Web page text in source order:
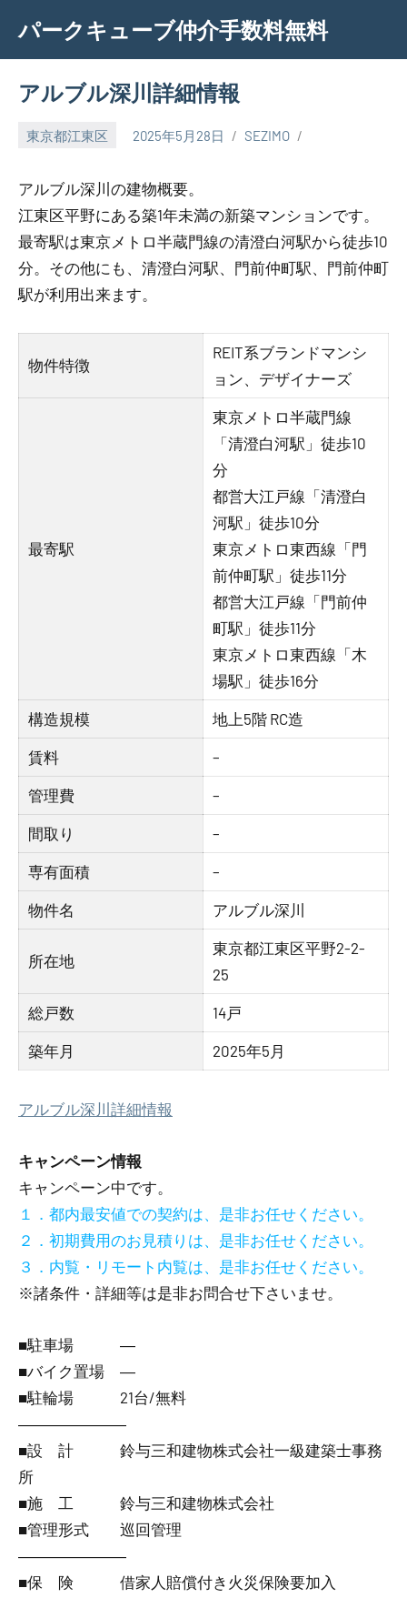
content
パークキューブ仲介手数料無料
アルブル深川詳細情報
東京都江東区 2025年5月28日 SEZIMO
アルブル深川の建物概要。
江東区平野にある築1年未満の新築マンションです。
最寄駅は東京メトロ半蔵門線の清澄白河駅から徒歩10
分。その他にも、清澄白河駅、門前仲町駅、門前仲町
駅が利用出来ます。
物件特徴
REIT系ブランドマンシ
ョン、デザイナーズ
最寄駅
東京メトロ半蔵門線
「清澄白河駅」徒歩10
分
都営大江戸線「清澄白
河駅」徒歩10分
東京メトロ東西線「門
前仲町駅」徒歩11分
都営大江戸線「門前仲
町駅」徒歩11分
東京メトロ東西線「木
場駅」徒歩16分
構造規模 地上5階 RC造
賃料 –
管理費 –
間取り –
専有面積 –
物件名 アルブル深川
所在地
東京都江東区平野2-2-
25
総戸数 14戸
築年月 2025年5月
アルブル深川詳細情報
キャンペーン情報
キャンペーン中です。
１．都内最安値での契約は、是非お任せください。
２．初期費用のお見積りは、是非お任せください。
３．内覧・リモート内覧は、是非お任せください。
※諸条件・詳細等は是非お問合せ下さいませ。
■駐車場 ―
■バイク置場 ―
■駐輪場 21台/無料
―――――――
■設 計 鈴与三和建物株式会社一級建築士事務
所
■施 工 鈴与三和建物株式会社
■管理形式 巡回管理
―――――――
■保 険 借家人賠償付き火災保険要加入